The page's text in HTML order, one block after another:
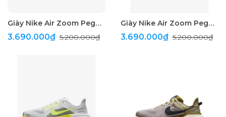
Giày Nike Air Zoom Pegasus 41 Running " White/Purple "
3.690.000₫ 5.200.000₫
Giày Nike Air Zoom Pegasus 41 Running " Olive "
3.690.000₫ 5.200.000₫